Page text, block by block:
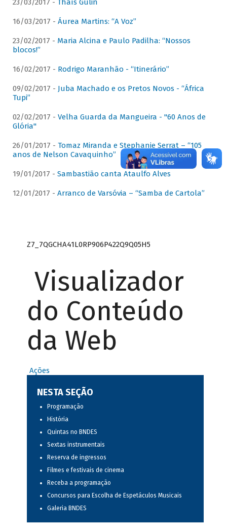
23/03/2017 - Thaís Gulin
16/03/2017 - Áurea Martins: “A Voz”
23/02/2017 - Maria Alcina e Paulo Padilha: “Nossos
blocos!”
16/02/2017 - Rodrigo Maranhão - “Itinerário”
09/02/2017 - Juba Machado e os Pretos Novos - “África
Tupi”
02/02/2017 - Velha Guarda da Mangueira - "60 Anos de
Glória"
26/01/2017 - Tomaz Miranda e Stephanie Serrat – “105
anos de Nelson Cavaquinho”
19/01/2017 - Sambastião canta Ataulfo Alves
12/01/2017 - Arranco de Varsóvia – “Samba de Cartola”
Z7_7QGCHA41L0RP906P422Q9Q05H5
Visualizador
do Conteúdo
da Web
Ações
NESTA SEÇÃO
Programação
História
Quintas no BNDES
Sextas instrumentais
Reserva de ingressos
Filmes e festivais de cinema
Receba a programação
Concursos para Escolha de Espetáculos Musicais
Galeria BNDES